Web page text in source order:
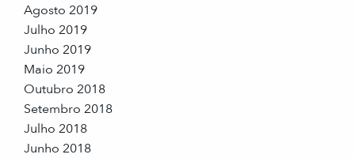
Agosto 2019
Julho 2019
Junho 2019
Maio 2019
Outubro 2018
Setembro 2018
Julho 2018
Junho 2018